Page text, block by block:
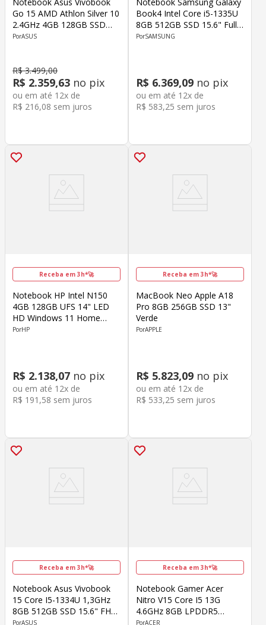
Go 15 AMD Athlon Silver 10
2.4GHz 4GB 128GB SSD
15.6" FHD Windows 11
ASUS
R$ 3.499,00
R$ 2.359,63 no pix
ou em até 12x de
R$ 216,08 sem juros
Book4 Intel Core i5-1335U
8GB 512GB SSD 15.6" Full
HD Windows 11 Home
SAMSUNG
R$ 6.369,09 no pix
ou em até 12x de
R$ 583,25 sem juros
Receba em 3h*🚀
Notebook HP Intel N150
4GB 128GB UFS 14" LED
HD Windows 11 Home
Rosa
HP
R$ 2.138,07 no pix
ou em até 12x de
R$ 191 ,58 sem juros
Receba em 3h*🚀
MacBook Neo Apple A18
Pro 8GB 256GB SSD 13"
Verde
APPLE
R$ 5.823,09 no pix
ou em até 12x de
R$ 533,25 sem juros
Receba em 3h*🚀
Notebook Asus Vivobook
15 Core I5-1334U 1,3GHz
8GB 512GB SSD 15.6" FHD
Windows 11 Home
ASUS
Receba em 3h*🚀
Notebook Gamer Acer
Nitro V15 Core I5 13G
4.6GHz 8GB LPDDR5
512SSD M.2 15.6" Geforce
ACER